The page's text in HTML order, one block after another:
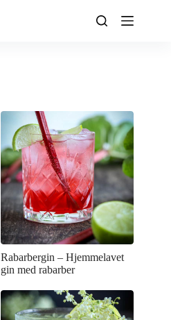
Rabarbergin – Hjemmelavet
gin med rabarber